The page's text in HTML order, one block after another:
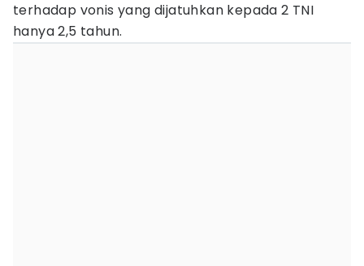
terhadap vonis yang dijatuhkan kepada 2 TNI
hanya 2,5 tahun.